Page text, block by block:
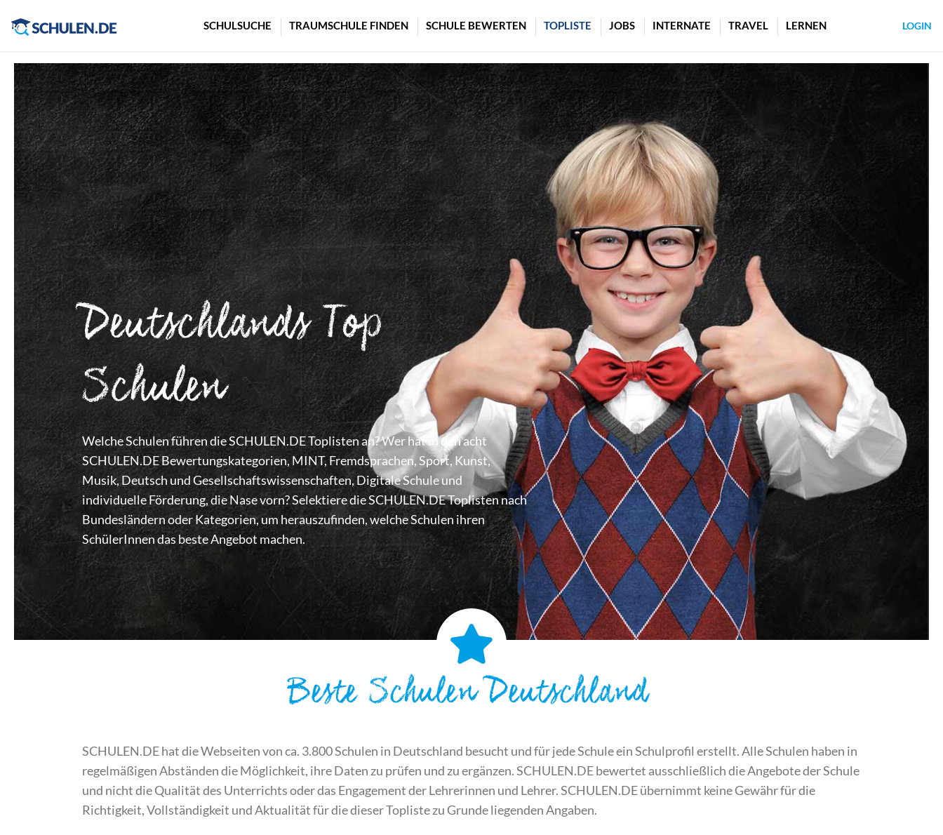
SCHULSUCHE TRAUMSCHULE FINDEN SCHULE BEWERTEN TOPLISTE JOBS INTERNATE TRAVEL LERNEN LOGIN
Deutschlands Top
Schulen
Welche Schulen führen die SCHULEN.DE Toplisten an? Wer hat in den acht
SCHULEN.DE Bewertungskategorien, MINT, Fremdsprachen, Sport, Kunst,
Musik, Deutsch und Gesellschaftswissenschaften, Digitale Schule und
individuelle Förderung, die Nase vorn? Selektiere die SCHULEN.DE Toplisten nach
Bundesländern oder Kategorien, um herauszufinden, welche Schulen ihren
SchülerInnen das beste Angebot machen.
Beste Schulen Deutschland
SCHULEN.DE hat die Webseiten von ca. 3.800 Schulen in Deutschland besucht und für jede Schule ein Schulprofil erstellt. Alle Schulen haben in
regelmäßigen Abständen die Möglichkeit, ihre Daten zu prüfen und zu ergänzen. SCHULEN.DE bewertet ausschließlich die Angebote der Schule
und nicht die Qualität des Unterrichts oder das Engagement der Lehrerinnen und Lehrer. SCHULEN.DE übernimmt keine Gewähr für die
Richtigkeit, Vollständigkeit und Aktualität für die dieser Topliste zu Grunde liegenden Angaben.